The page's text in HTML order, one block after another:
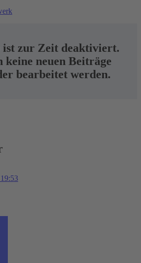
ist zur Zeit deaktiviert.
keine neuen Beiträge
bearbeitet werden.